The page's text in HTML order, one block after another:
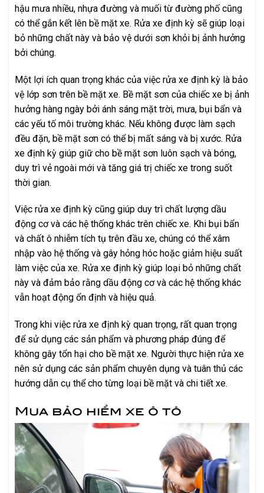
hậu mưa nhiều, nhựa đường và muối từ đường phố cũng
có thể gắn kết lên bề mặt xe. Rửa xe định kỳ sẽ giúp loại
bỏ những chất này và bảo vệ dưới sơn khỏi bị ảnh hưởng
bởi chúng.
Một lợi ích quan trọng khác của việc rửa xe định kỳ là bảo
vệ lớp sơn trên bề mặt xe. Bề mặt sơn của chiếc xe bị ảnh
hưởng hàng ngày bởi ánh sáng mặt trời, mưa, bụi bẩn và
các yếu tố môi trường khác. Nếu không được làm sạch
đều đặn, bề mặt sơn có thể bị mất sáng và bị xước. Rửa
xe định kỳ giúp giữ cho bề mặt sơn luôn sạch và bóng,
duy trì vẻ ngoài mới và tăng giá trị chiếc xe trong suốt
thời gian.
Việc rửa xe định kỳ cũng giúp duy trì chất lượng dầu
động cơ và các hệ thống khác trên chiếc xe. Khi bụi bẩn
và chất ô nhiễm tích tụ trên đầu xe, chúng có thể xâm
nhập vào hệ thống và gây hỏng hóc hoặc giảm hiệu suất
làm việc của xe. Rửa xe định kỳ giúp loại bỏ những chất
này và đảm bảo rằng dầu động cơ và các hệ thống khác
vẫn hoạt động ổn định và hiệu quả.
Trong khi việc rửa xe định kỳ quan trọng, rất quan trọng
để sử dụng các sản phẩm và phương pháp đúng để
không gây tổn hại cho bề mặt xe. Người thực hiện rửa xe
nên sử dụng các sản phẩm chuyên dụng và tuân thủ các
hướng dẫn cụ thể cho từng loại bề mặt và chi tiết xe.
Mua bảo hiểm xe ô tô